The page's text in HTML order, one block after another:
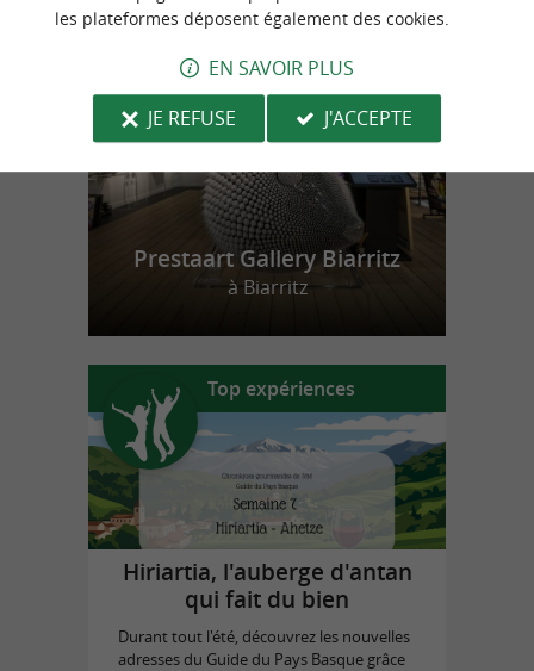
n
o
t
r
e
c
o
u
p
d
e
c
o
e
u
r
Prestaart Gallery Biarritz
à Biarritz
Top expériences
Hiriartia, l'auberge d'antan
qui fait du bien
Durant tout l'été, découvrez les nouvelles
adresses du Guide du Pays Basque grâce
les plateformes déposent également des cookies.
EN SAVOIR PLUS
JE REFUSE
J'ACCEPTE